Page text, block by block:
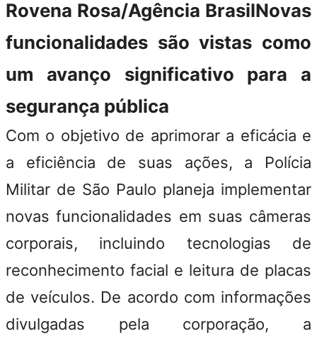
Rovena Rosa/Agência BrasilNovas
funcionalidades são vistas como
um avanço significativo para a
segurança pública
Com o objetivo de aprimorar a eficácia e
a eficiência de suas ações, a Polícia
Militar de São Paulo planeja implementar
novas funcionalidades em suas câmeras
corporais, incluindo tecnologias de
reconhecimento facial e leitura de placas
de veículos. De acordo com informações
divulgadas pela corporação, a